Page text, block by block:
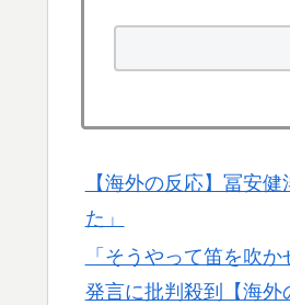
▶ 【激震】韓国人「
発覚…（ﾌﾞﾙﾌﾞﾙ」
▶ 【激震】韓国人「
▶ 外国人「使い捨て
の反応】
【海外の反応】冨安
た」
「そうやって笛を吹
発言に批判殺到【海外